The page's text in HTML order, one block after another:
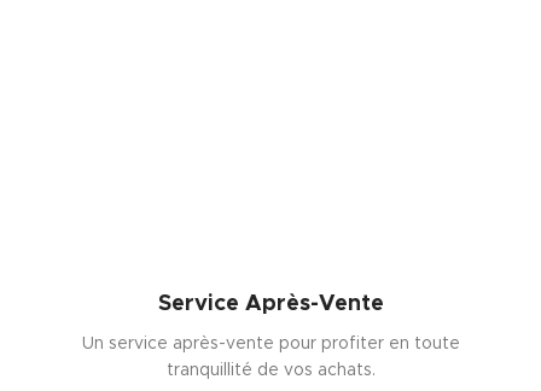
Service Après-Vente
Un service après-vente pour profiter en toute
tranquillité de vos achats.